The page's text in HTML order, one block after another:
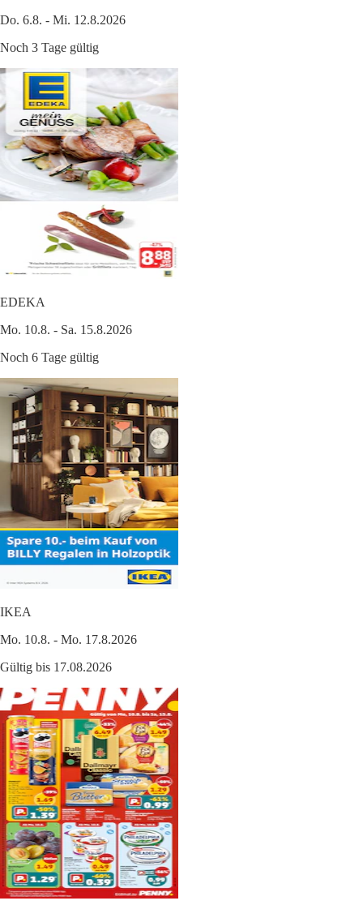
Do. 6.8. - Mi. 12.8.2026
Noch 3 Tage gültig
EDEKA
Mo. 10.8. - Sa. 15.8.2026
Noch 6 Tage gültig
IKEA
Mo. 10.8. - Mo. 17.8.2026
Gültig bis 17.08.2026